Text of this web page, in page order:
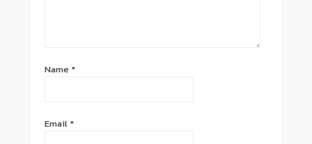
Name *
Email *